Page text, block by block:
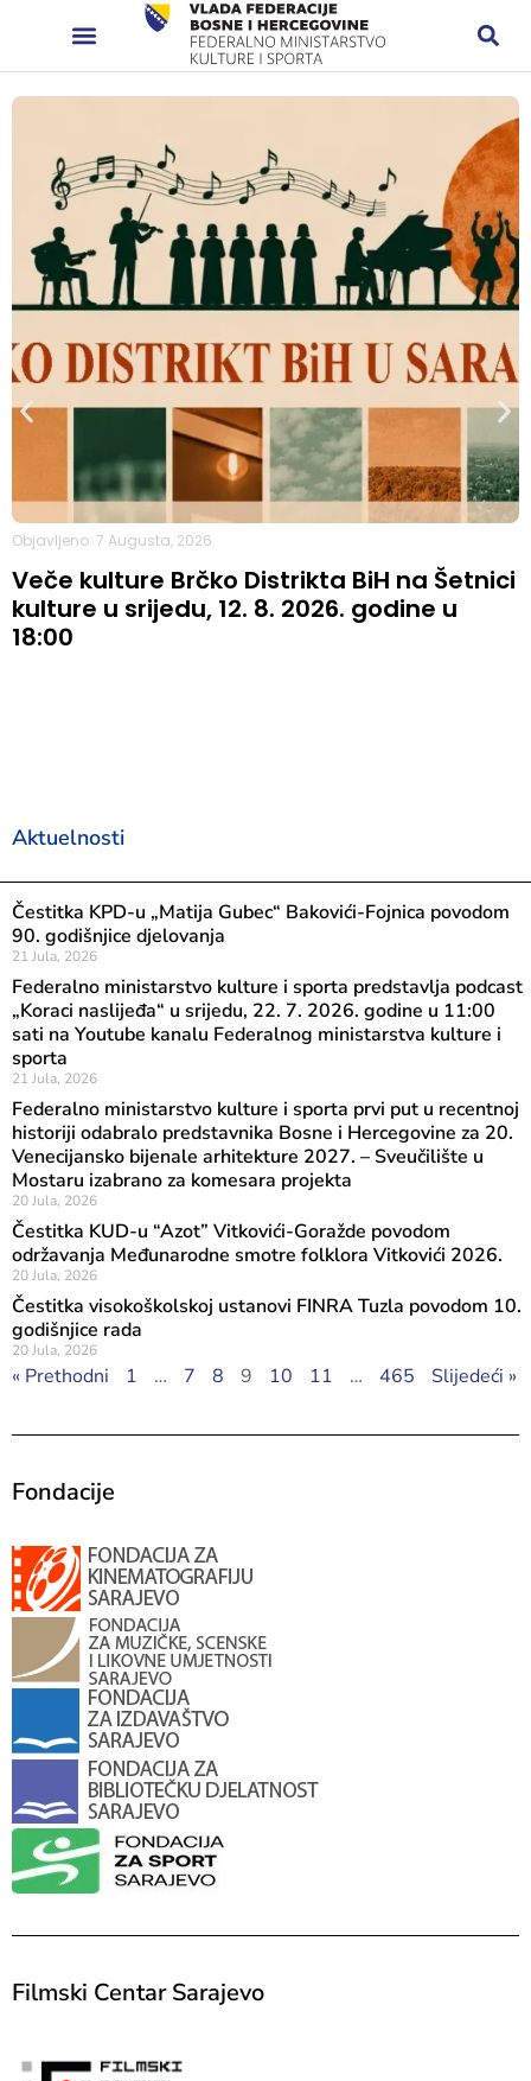
Objavljeno: 7 Augusta, 2026
Veče kulture Brčko Distrikta BiH na Šetnici
kulture u srijedu, 12. 8. 2026. godine u
18:00
Aktuelnosti
Čestitka KPD-u „Matija Gubec“ Bakovići-Fojnica povodom
90. godišnjice djelovanja
21 Jula, 2026
Federalno ministarstvo kulture i sporta predstavlja podcast
„Koraci naslijeđa“ u srijedu, 22. 7. 2026. godine u 11:00
sati na Youtube kanalu Federalnog ministarstva kulture i
sporta
21 Jula, 2026
Federalno ministarstvo kulture i sporta prvi put u recentnoj
historiji odabralo predstavnika Bosne i Hercegovine za 20.
Venecijansko bijenale arhitekture 2027. – Sveučilište u
Mostaru izabrano za komesara projekta
20 Jula, 2026
Čestitka KUD-u “Azot” Vitkovići-Goražde povodom
održavanja Međunarodne smotre folklora Vitkovići 2026.
20 Jula, 2026
Čestitka visokoškolskoj ustanovi FINRA Tuzla povodom 10.
godišnjice rada
20 Jula, 2026
« Prethodni 1 … 7 8 9 10 11 … 465 Slijedeći »
Fondacije
Filmski Centar Sarajevo